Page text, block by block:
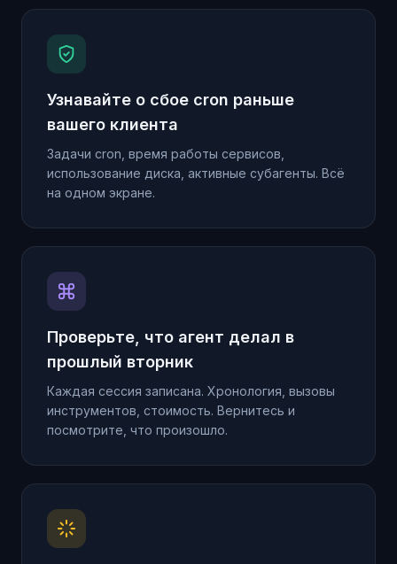
Узнавайте о сбое cron раньше
вашего клиента
Задачи cron, время работы сервисов,
использование диска, активные субагенты. Всё
на одном экране.
Проверьте, что агент делал в
прошлый вторник
Каждая сессия записана. Хронология, вызовы
инструментов, стоимость. Вернитесь и
посмотрите, что произошло.